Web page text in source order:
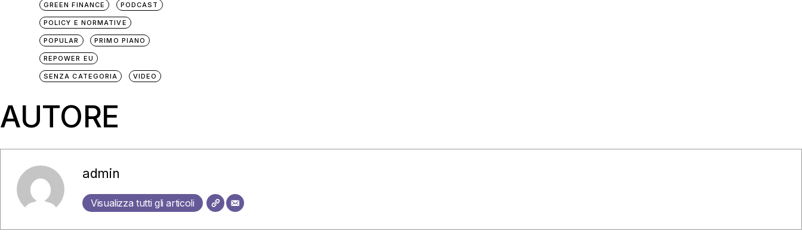
GREEN FINANCE PODCAST
POLICY E NORMATIVE
POPULAR PRIMO PIANO
REPOWER EU
SENZA CATEGORIA VIDEO
AUTORE
admin
Visualizza tutti gli articoli